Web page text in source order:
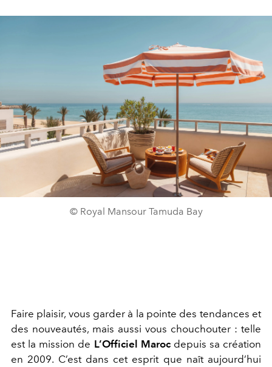
© Royal Mansour Tamuda Bay
Faire plaisir, vous garder à la pointe des tendances et
des nouveautés, mais aussi vous chouchouter : telle
est la mission de L’Officiel Maroc depuis sa création
en 2009. C’est dans cet esprit que naît aujourd’hui